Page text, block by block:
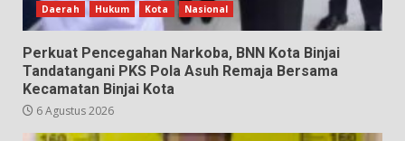
Daerah Hukum Kota Nasional
Perkuat Pencegahan Narkoba, BNN Kota Binjai
Tandatangani PKS Pola Asuh Remaja Bersama
Kecamatan Binjai Kota
6 Agustus 2026